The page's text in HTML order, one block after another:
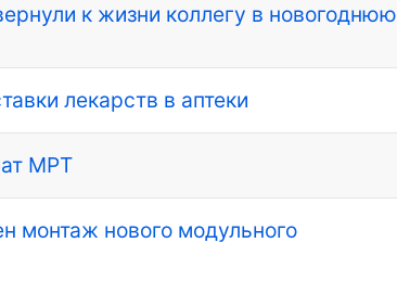
к жизни коллегу в новогоднюю
лекарств в аптеки
МРТ
монтаж нового модульного